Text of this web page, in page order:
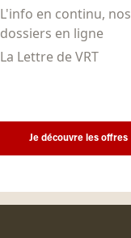
L'info en continu, nos
dossiers en ligne
La Lettre de VRT
Je découvre les offres